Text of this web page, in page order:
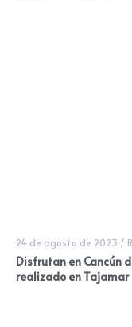
24 de agosto de 2023 /
Disfrutan en Cancún
realizado en Tajamar